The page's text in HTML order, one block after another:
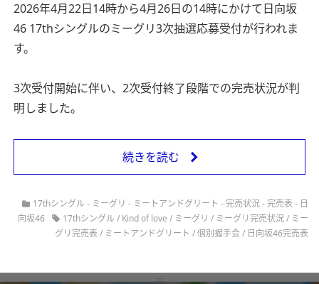
2026年4月22日14時から4月26日の14時にかけて日向坂
46 17thシングルのミーグリ3次抽選応募受付が行われま
す。
3次受付開始に伴い、2次受付終了段階での完売状況が判
明しました。
続きを読む
17thシングル - ミーグリ - ミートアンドグリート -完売状況-完売表 - 日
向坂46
17thシングル / Kind of love / ミーグリ / ミーグリ完売状況/ ミー
グリ完売表 / ミートアンドグリート /個別握手会/ 日向坂46完売表